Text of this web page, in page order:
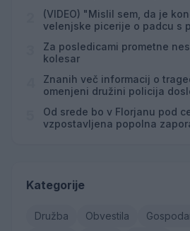
(VIDEO) "Mislil sem, da je
velenjske picerije o padcu s
Za posledicami prometne
kolesar
Znanih več informacij o
omenjeni družini policija
Od srede bo v Florjanu pod
vzpostavljena popolna
Kategorije
Družba Obvestila